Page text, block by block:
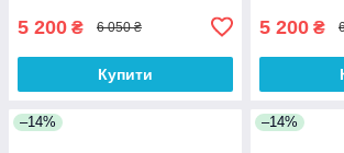
5 200 ₴ 6 050 ₴
Купити
5 200 ₴
–14% –14%